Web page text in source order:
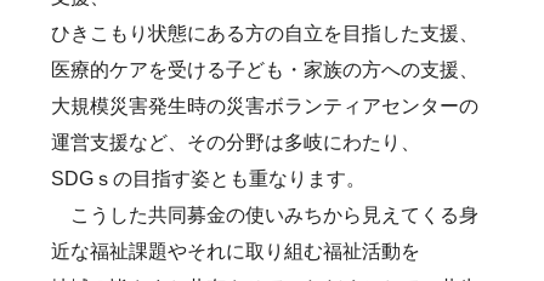
ひきこもり状態にある方の自立を目指した支援、
医療的ケアを受ける子ども・家族の方への支援、
大規模災害発生時の災害ボランティアセンターの
運営支援など、その分野は多岐にわたり、
SDGｓの目指す姿とも重なります。
こうした共同募金の使いみちから見えてくる身
近な福祉課題やそれに取り組む福祉活動を